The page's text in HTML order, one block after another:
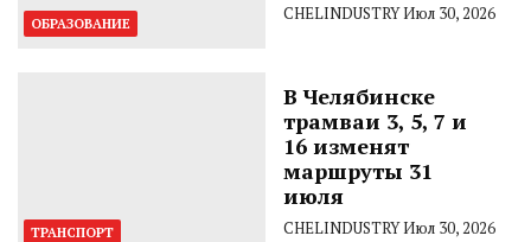
ОБРАЗОВАНИЕ CHELINDUSTRYИюл 30, 2026
ТРАНСПОРТ
В Челябинске
трамваи 3, 5, 7 и
16 изменят
маршруты 31
июля
CHELINDUSTRYИюл 30, 2026